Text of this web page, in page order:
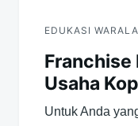
EDUKASI
Franchise
Usaha
Untuk Anda